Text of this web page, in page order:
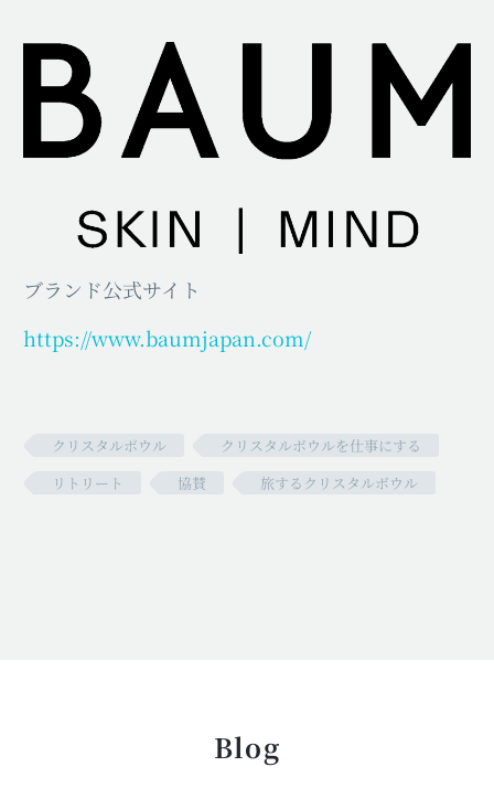
ブランド公式サイト
https://www.baumjapan.com/
クリスタルボウル
クリスタルボウルを仕事にする
リトリート
協賛 旅するクリスタルボウル
Blog